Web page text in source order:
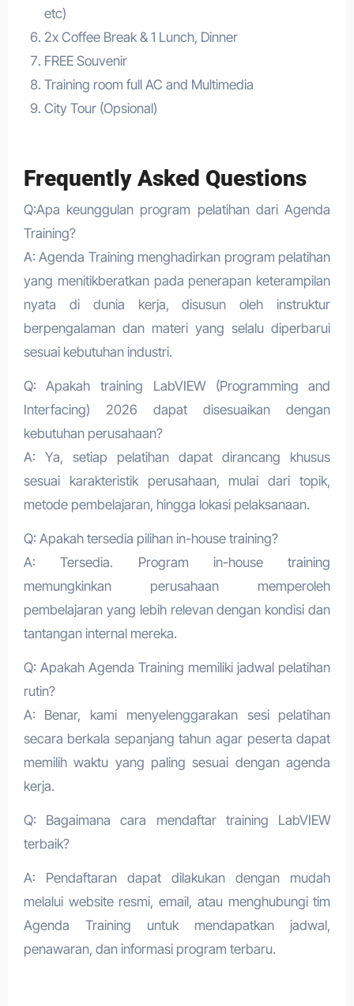
etc)
2x Coffee Break & 1 Lunch, Dinner
FREE Souvenir
Training room full AC and Multimedia
City Tour (Opsional)
Frequently Asked Questions
Q:Apa keunggulan program pelatihan dari Agenda
Training?
A: Agenda Training menghadirkan program pelatihan
yang menitikberatkan pada penerapan keterampilan
nyata di dunia kerja, disusun oleh instruktur
berpengalaman dan materi yang selalu diperbarui
sesuai kebutuhan industri.
Q: Apakah training LabVIEW (Programming and
Interfacing) 2026 dapat disesuaikan dengan
kebutuhan perusahaan?
A: Ya, setiap pelatihan dapat dirancang khusus
sesuai karakteristik perusahaan, mulai dari topik,
metode pembelajaran, hingga lokasi pelaksanaan.
Q: Apakah tersedia pilihan in-house training?
A: Tersedia. Program in-house training
memungkinkan perusahaan memperoleh
pembelajaran yang lebih relevan dengan kondisi dan
tantangan internal mereka.
Q: Apakah Agenda Training memiliki jadwal pelatihan
rutin?
A: Benar, kami menyelenggarakan sesi pelatihan
secara berkala sepanjang tahun agar peserta dapat
memilih waktu yang paling sesuai dengan agenda
kerja.
Q: Bagaimana cara mendaftar training LabVIEW
terbaik?
A: Pendaftaran dapat dilakukan dengan mudah
melalui website resmi, email, atau menghubungi tim
Agenda Training untuk mendapatkan jadwal,
penawaran, dan informasi program terbaru.